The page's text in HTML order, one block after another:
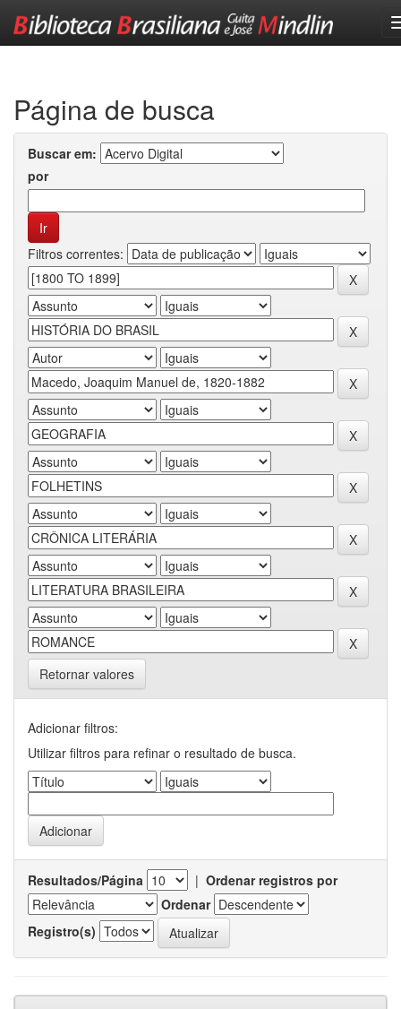
Página de busca
Buscar em:
por
Filtros correntes:
Retornar valores
Adicionar filtros:
Utilizar filtros para refinar o resultado de busca.
Resultados/Página | Ordenar registros por
Ordenar
Registro(s)